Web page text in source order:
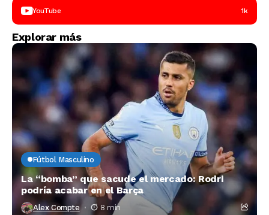
YouTube 1k
Explorar más
Fútbol Masculino
La “bomba” que sacude el mercado: Rodri
podría acabar en el Barça
Alex Compte 8 min